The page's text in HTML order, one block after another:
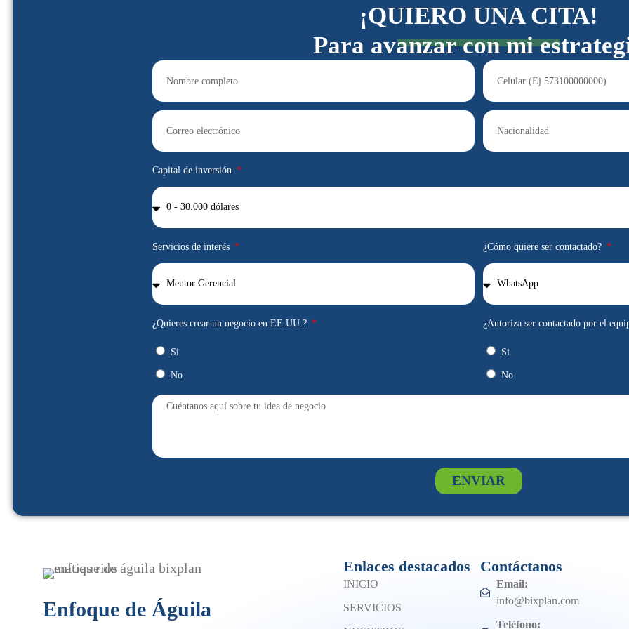
¡QUIERO UNA CITA!
Para avanzar con mi
Capital de inversión
Servicios de interés ¿Cómo quiere ser contactado?
¿Quieres crear un negocio en EE.UU.?
Si
No
¿Autoriza ser contactado por el
Si
No
ENVIAR
Enfoque de Águila
Enlaces destacados
INICIO
SERVICIOS
Contáctanos
Email:
info@bixplan.com
Teléfono: